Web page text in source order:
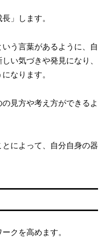
」します。
いう言葉があるように、自
い気づきや発見になり、
なります。
見方や考え方ができるよ
によって、自分自身の器
クを高めます。